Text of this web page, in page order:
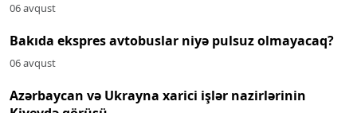
06 avqust
Bakıda ekspres avtobuslar niyə pulsuz olmayacaq?
06 avqust
Azərbaycan və Ukrayna xarici işlər nazirlərinin